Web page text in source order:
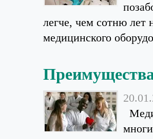
легче, чем сотню лет
медицинского